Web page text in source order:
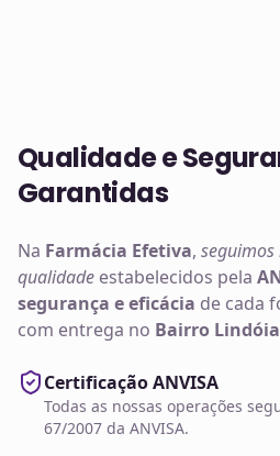
Qualidade e
Garantidas
Na Farmácia Efetiva,
qualidade estabelecidos pela
segurança e eficácia de cada
com entrega no Bairro
Certificação ANVISA
Todas as nossas operações
67/2007 da ANVISA.